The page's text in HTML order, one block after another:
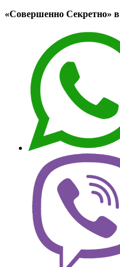
«Совершенно Секретно»